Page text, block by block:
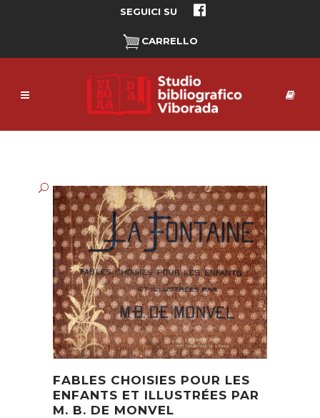
SEGUICI SU
CARRELLO
FABLES CHOISIES POUR LES
ENFANTS ET ILLUSTRÉES PAR
M. B. DE MONVEL